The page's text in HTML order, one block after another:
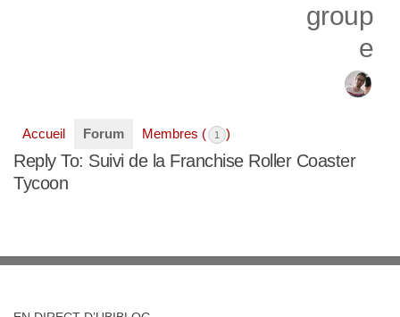
group
e
Accueil Forum Membres ( 1 )
Reply To: Suivi de la Franchise Roller Coaster
Tycoon